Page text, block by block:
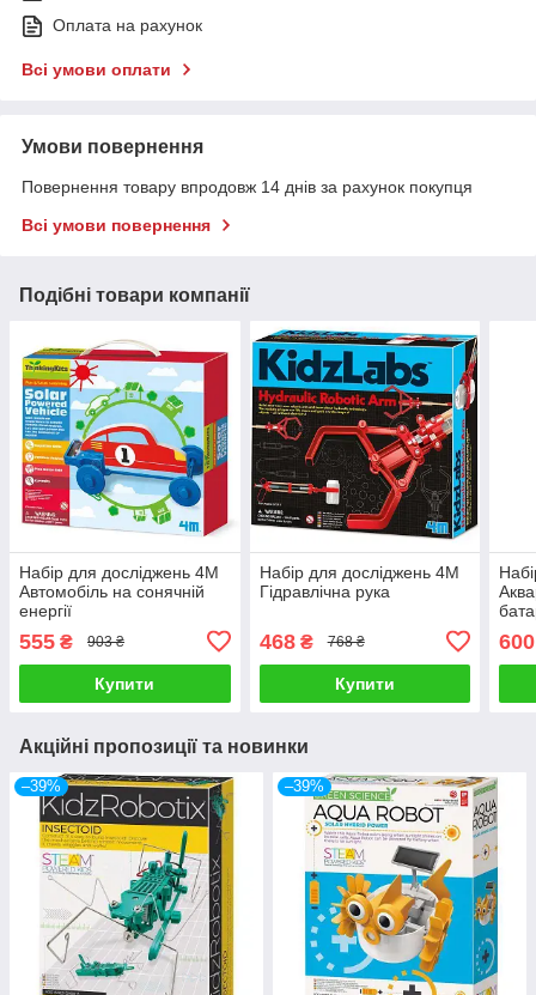
Оплата на рахунок
Всі умови оплати
Умови повернення
Повернення товару впродовж 14 днів за рахунок покупця
Всі умови повернення
Подібні товари компанії
Набір для досліджень 4М
Автомобіль на сонячній
енергії
555 ₴ 903 ₴
Купити
Набір для досліджень 4M
Гідравлічна рука
468₴ 768 ₴
Купити
600
Акційні пропозиції та новинки
–39% –39%